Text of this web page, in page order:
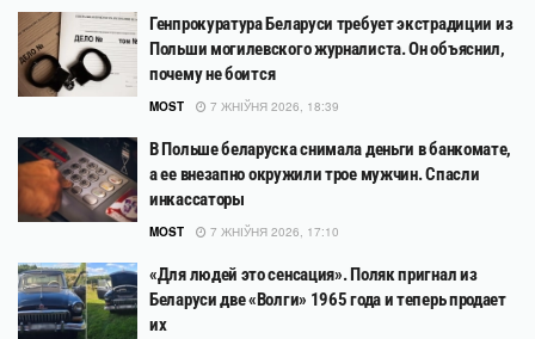
Генпрокуратура Беларуси требует экстрадиции из
Польши могилевского журналиста. Он объяснил,
почему не боится
MOST 7 ЖНІЎНЯ 2026, 18:39
В Польше беларуска снимала деньги в банкомате,
а ее внезапно окружили трое мужчин. Спасли
инкассаторы
MOST 7 ЖНІЎНЯ 2026, 17:10
«Для людей это сенсация». Поляк пригнал из
Беларуси две «Волги» 1965 года и теперь продает
их